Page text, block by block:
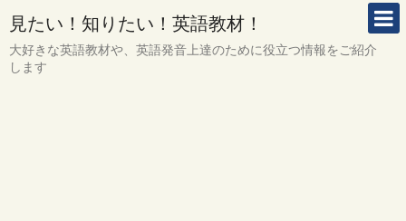
見たい！知りたい！英語教材！
大好きな英語教材や、英語発音上達のために役立つ情報をご紹介
します